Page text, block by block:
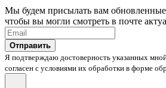
Мы будем присылать вам
чтобы вы могли смотреть в почте
Отправить
Я подтверждаю достоверность указанных
согласен с условиями их обработки в форме